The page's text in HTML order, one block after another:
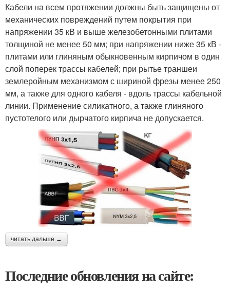
Кабели на всем протяжении должны быть защищены от
механических повреждений путем покрытия при
напряжении 35 кВ и выше железобетонными плитами
толщиной не менее 50 мм; при напряжении ниже 35 кВ -
плитами или глиняным обыкновенным кирпичом в один
слой поперек трассы кабелей; при рытье траншеи
землеройным механизмом с шириной фрезы менее 250
мм, а также для одного кабеля - вдоль трассы кабельной
линии. Применение силикатного, а также глиняного
пустотелого или дырчатого кирпича не допускается.
читать дальше →
Последние обновления на сайте: